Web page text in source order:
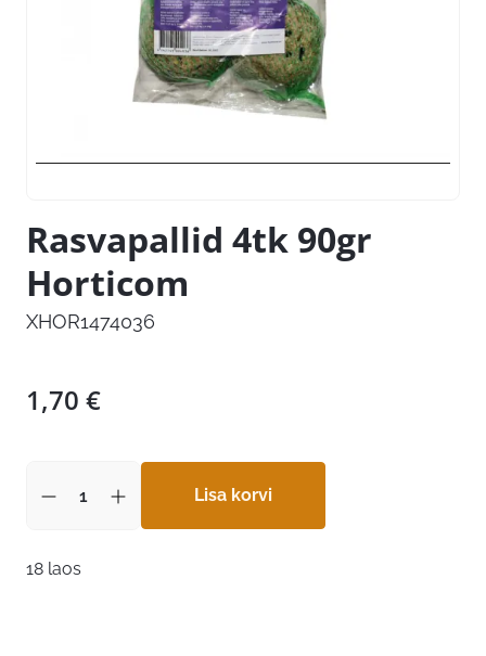
Rasvapallid 4tk 90gr
Horticom
XHOR1474036
1,70 €
Lisa korvi
18 laos